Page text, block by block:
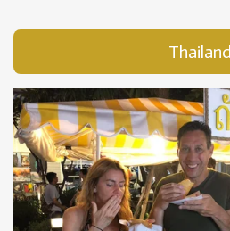
Thailand